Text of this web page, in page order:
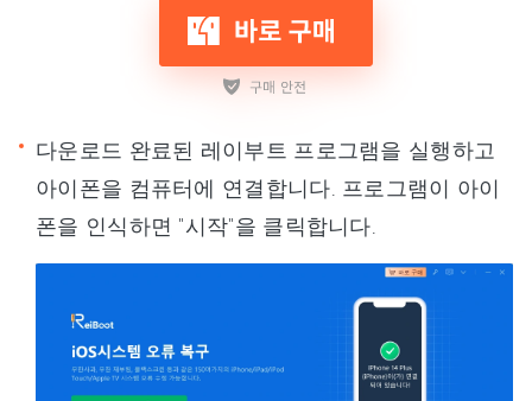
다운로드 완료된 레이부트 프로그램을 실행하고
아이폰을 컴퓨터에 연결합니다. 프로그램이 아이
폰을 인식하면 "시작"을 클릭합니다.